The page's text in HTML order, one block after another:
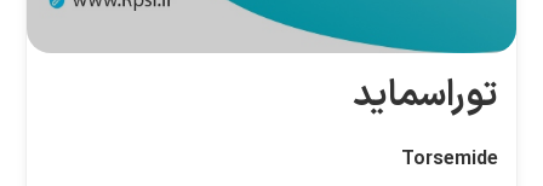
توراسماید
Torsemide